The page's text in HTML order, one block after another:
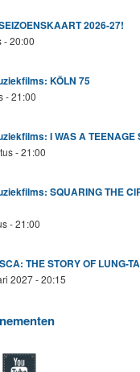
2026-27!
- 20:00
KÖLN 75
- 21:00
I WAS A TEENAGE
- 21:00
SQUARING THE
- 21:00
THE STORY OF LUNG-TA
2027 - 20:15